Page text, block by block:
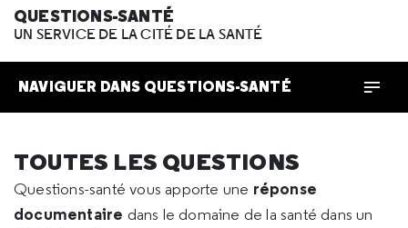
QUESTIONS-SANTÉ
UN SERVICE DE LA CITÉ DE LA SANTÉ
NAVIGUER DANS QUESTIONS-SANTÉ
TOUTES LES QUESTIONS
Questions-santé vous apporte une réponse
documentaire dans le domaine de la santé dans un